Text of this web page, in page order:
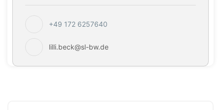
+49 172 6257640
lilli.beck@sl-bw.de